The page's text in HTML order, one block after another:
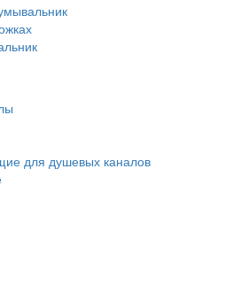
для душевых каналов